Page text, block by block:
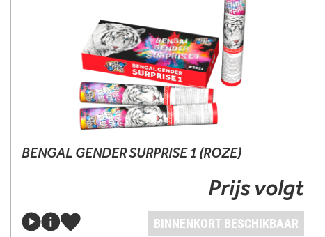
BENGAL GENDER SURPRISE 1 (ROZE)
Prijs volgt
BINNENKORT BESCHIKBAAR